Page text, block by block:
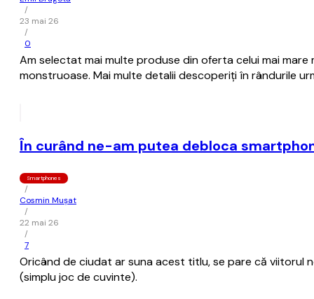
/
23 mai 26
/
0
Am selectat mai multe produse din oferta celui mai
monstruoase. Mai multe detalii descoperiți în rândurile
În curând ne-am putea debloca
Smartphones
/
Cosmin Mușat
/
22 mai 26
/
7
Oricând de ciudat ar suna acest titlu, se pare că viitorul
(simplu joc de cuvinte).